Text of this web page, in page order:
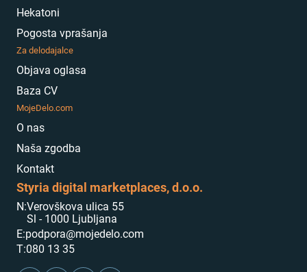
Hekatoni
Pogosta vprašanja
Za delodajalce
Objava oglasa
Baza CV
MojeDelo.com
O nas
Naša zgodba
Kontakt
Styria digital marketplaces, d.o.o.
N:Verovškova ulica 55
Sl - 1000 Ljubljana
E:podpora@mojedelo.com
T:080 13 35